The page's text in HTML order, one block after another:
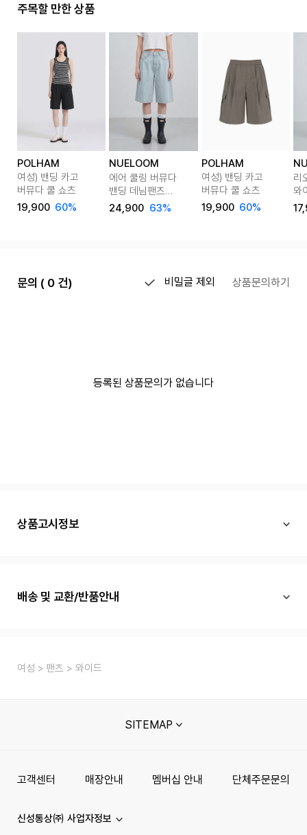
주목할 만한 상품
POLHAM
여성) 밴딩 카고
버뮤다 쿨 쇼츠
19,900 60%
NUELOOM
에어 쿨링 버뮤다
밴딩 데님팬츠
2color
24,900 63%
POLHAM
여성) 밴딩 카고
버뮤다 쿨 쇼츠
19,900 60%
리
와
(
문의 ( 0 건) 비밀글 제외 상품문의하기
등록된 상품문의가 없습니다
상품고시정보
배송 및 교환/반품안내
여성 팬츠 와이드
SITEMAP
고객센터 매장안내 멤버십 안내 단체주문문의
신성통상㈜ 사업자정보